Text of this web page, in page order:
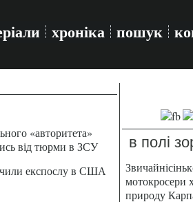
хроніка пошук
«авторитета»
від тюрми в ЗСУ
експослу в США
в полі
мотокросери
природу